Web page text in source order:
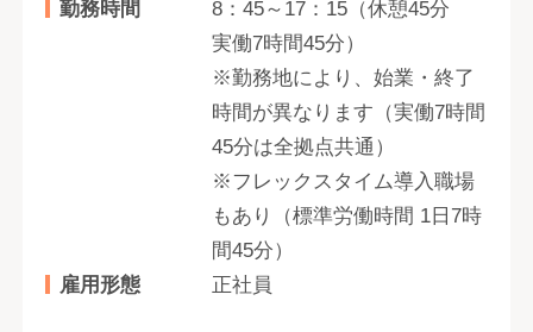
勤務時間
8：45～17：15（休憩45分
実働7時間45分）
※勤務地により、始業・終了
時間が異なります（実働7時間
45分は全拠点共通）
※フレックスタイム導入職場
もあり（標準労働時間 1日7時
間45分）
雇用形態
正社員